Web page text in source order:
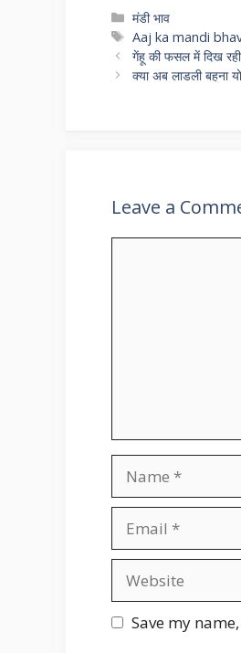
at
s
A
gr
a
e
b
o
Categories
मंडी भाव
Tags
Aaj ka mandi
गेंहू की फसल में दिख
क्या अब लाडली बहना
Leave a
Save my